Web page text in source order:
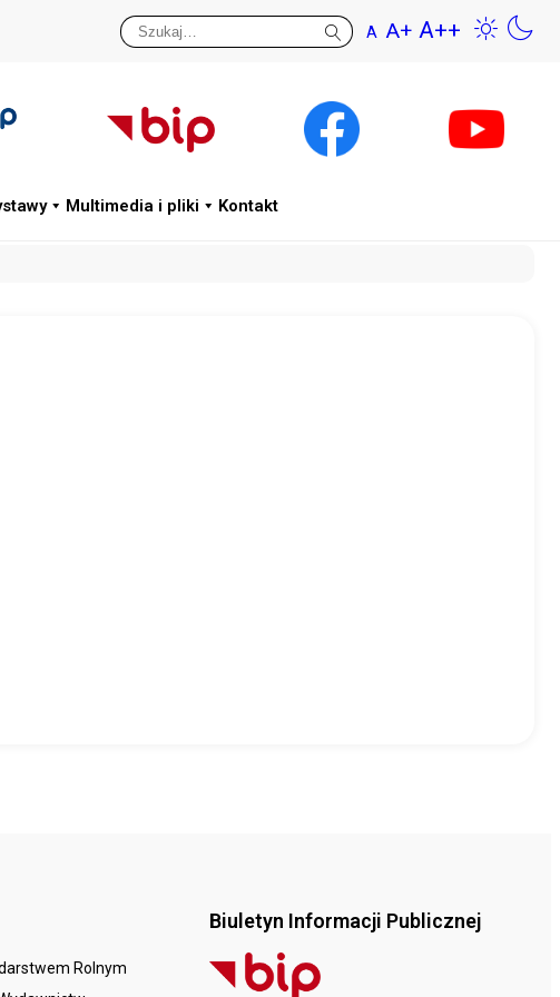
A A+ A++
Multimedia i pliki Kontakt
Rolnym
Biuletyn Informacji Publicznej